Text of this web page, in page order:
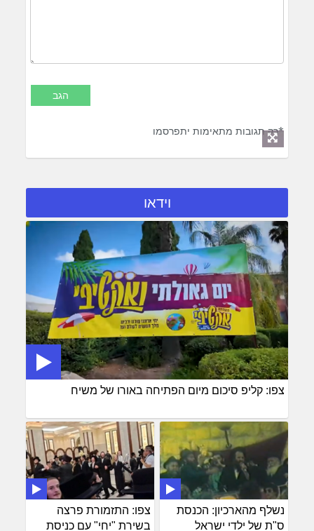
*רק תגובות מתאימות יתפרסמו
וידאו
צפו: קליפ סיכום מיום הפתיחה באורו של משיח
צפו: התזמורת פרצה
בשירת "יחי" עם כניסת
נשלף מהארכיון: הכנסת
ס"ת של ילדי ישראל